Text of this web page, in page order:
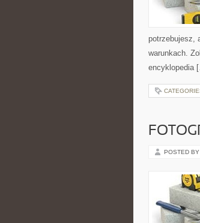
potrzebujesz,
warunkach.
encyklopedia
POSTED BY